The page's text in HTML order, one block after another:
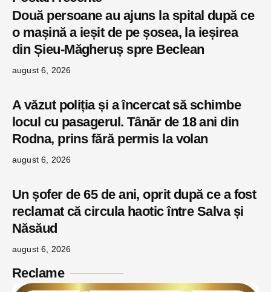
Două persoane au ajuns la spital după ce
o mașină a ieșit de pe șosea, la ieșirea
din Șieu-Măgheruș spre Beclean
august 6, 2026
A văzut poliția și a încercat să schimbe
locul cu pasagerul. Tânăr de 18 ani din
Rodna, prins fără permis la volan
august 6, 2026
Un șofer de 65 de ani, oprit după ce a fost
reclamat că circula haotic între Salva și
Năsăud
august 6, 2026
Reclame